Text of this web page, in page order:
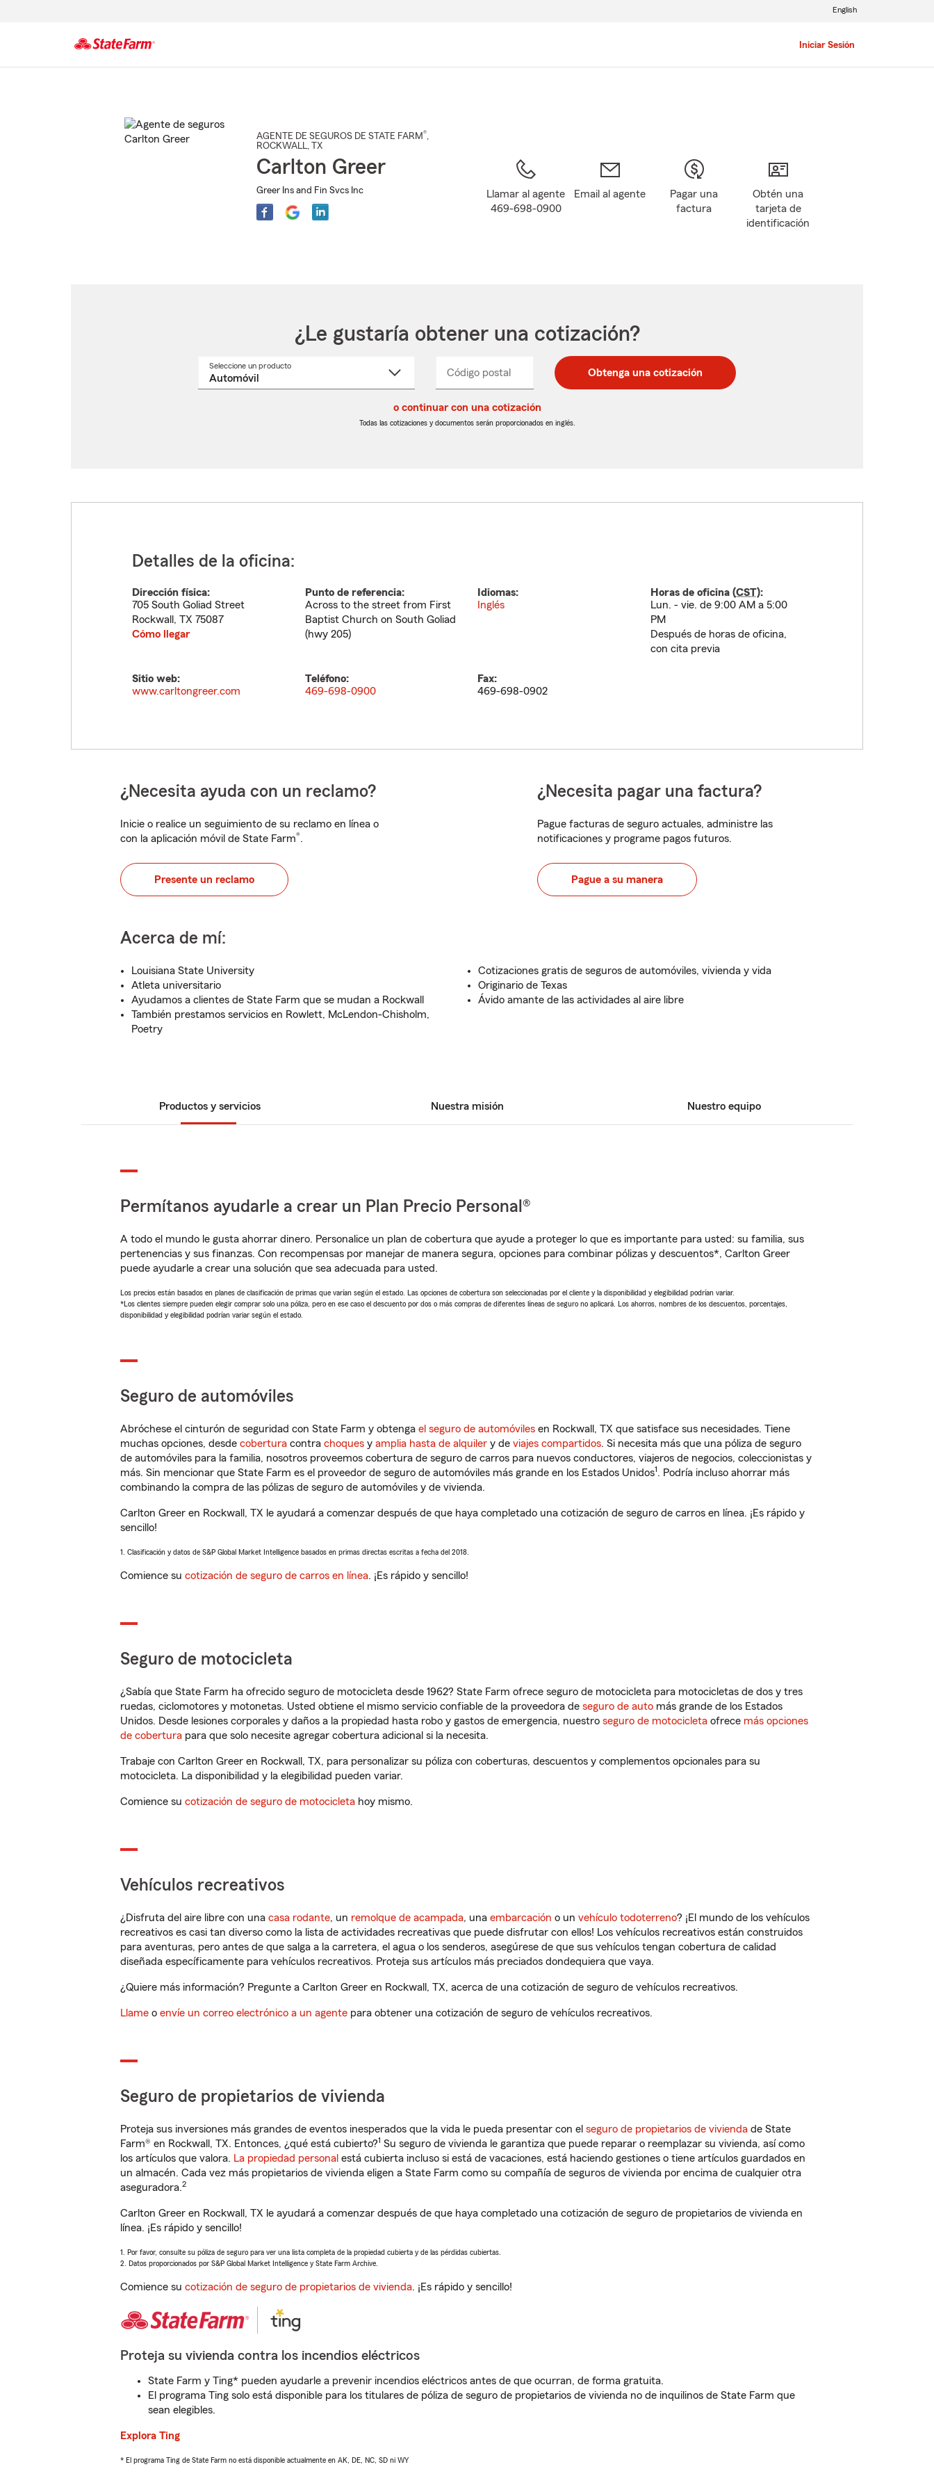
Iniciar Sesión
English
AGENTE DE SEGUROS DE STATE FARM®,
ROCKWALL, TX
Carlton Greer
Greer Ins and Fin Svcs Inc
Llamar al agente
469-698-0900
Email al agente
Pagar una
factura
Obtén una
tarjeta de
identificación
¿Le gustaría obtener una cotización?
Seleccione un productoSeleccione
Código postal
postal
de
postal
de
_____ Obtenga una cotización
o continuar con una cotización
Todas las cotizaciones y documentos serán proporcionados en inglés.
Detalles de la oficina:
Dirección física:
705 South Goliad Street
Rockwall , TX 75087
Cómo llegar
Punto de referencia:
Across to the street from First
Baptist Church on South Goliad
(hwy 205)
Idiomas:
Inglés
Horas de oficina (CST):
Lun. - vie. de 9:00 AM a 5:00
PM
Después de horas de oficina,
con cita previa
Sitio web:
www.carltongreer.com
Teléfono:
469-698-0900
Fax:
469-698-0902
¿Necesita ayuda con un reclamo?
Inicie o realice un seguimiento de su reclamo en línea o
con la aplicación móvil de State Farm®.
Presente un reclamo
¿Necesita pagar una factura?
Pague facturas de seguro actuales, administre las
notificaciones y programe pagos futuros.
Pague a su manera
Acerca de mí:
Louisiana State University
Atleta universitario
Ayudamos a clientes de State Farm que se mudan a Rockwall
También prestamos servicios en Rowlett, McLendon-Chisholm,
Poetry
Cotizaciones gratis de seguros de automóviles, vivienda y vida
Originario de Texas
Ávido amante de las actividades al aire libre
Productos y servicios Nuestra misión Nuestro equipo
Permítanos ayudarle a crear un Plan Precio Personal®
A todo el mundo le gusta ahorrar dinero. Personalice un plan de cobertura que ayude a proteger lo que es importante para usted: su familia, sus
pertenencias y sus finanzas. Con recompensas por manejar de manera segura, opciones para combinar pólizas y descuentos*, Carlton Greer
puede ayudarle a crear una solución que sea adecuada para usted.
Los precios están basados en planes de clasificación de primas que varían según el estado. Las opciones de cobertura son seleccionadas por el cliente y la disponibilidad y elegibilidad podrían variar.
*Los clientes siempre pueden elegir comprar solo una póliza, pero en ese caso el descuento por dos o más compras de diferentes líneas de seguro no aplicará. Los ahorros, nombres de los descuentos, porcentajes,
disponibilidad y elegibilidad podrían variar según el estado.
Seguro de automóviles
Abróchese el cinturón de seguridad con State Farm y obtenga el seguro de automóviles en Rockwall, TX que satisface sus necesidades. Tiene
muchas opciones, desde cobertura contra choques y amplia hasta de alquiler y de viajes compartidos. Si necesita más que una póliza de seguro
de automóviles para la familia, nosotros proveemos cobertura de seguro de carros para nuevos conductores, viajeros de negocios, coleccionistas y
más. Sin mencionar que State Farm es el proveedor de seguro de automóviles más grande en los Estados Unidos1. Podría incluso ahorrar más
combinando la compra de las pólizas de seguro de automóviles y de vivienda.
Carlton Greer en Rockwall, TX le ayudará a comenzar después de que haya completado una cotización de seguro de carros en línea. ¡Es rápido y
sencillo!
1. Clasificación y datos de S&P Global Market Intelligence basados en primas directas escritas a fecha del 2018.
Comience su cotización de seguro de carros en línea. ¡Es rápido y sencillo!
Seguro de motocicleta
¿Sabía que State Farm ha ofrecido seguro de motocicleta desde 1962? State Farm ofrece seguro de motocicleta para motocicletas de dos y tres
ruedas, ciclomotores y motonetas. Usted obtiene el mismo servicio confiable de la proveedora de seguro de auto más grande de los Estados
Unidos. Desde lesiones corporales y daños a la propiedad hasta robo y gastos de emergencia, nuestro seguro de motocicleta ofrece más opciones
de cobertura para que solo necesite agregar cobertura adicional si la necesita.
Trabaje con Carlton Greer en Rockwall, TX, para personalizar su póliza con coberturas, descuentos y complementos opcionales para su
motocicleta. La disponibilidad y la elegibilidad pueden variar.
Comience su cotización de seguro de motocicleta hoy mismo.
Vehículos recreativos
¿Disfruta del aire libre con una casa rodante, un remolque de acampada, una embarcación o un vehículo todoterreno? ¡El mundo de los vehículos
recreativos es casi tan diverso como la lista de actividades recreativas que puede disfrutar con ellos! Los vehículos recreativos están construidos
para aventuras, pero antes de que salga a la carretera, el agua o los senderos, asegúrese de que sus vehículos tengan cobertura de calidad
diseñada específicamente para vehículos recreativos. Proteja sus artículos más preciados dondequiera que vaya.
¿Quiere más información? Pregunte a Carlton Greer en Rockwall, TX, acerca de una cotización de seguro de vehículos recreativos.
Llame o envíe un correo electrónico a un agente para obtener una cotización de seguro de vehículos recreativos.
Seguro de propietarios de vivienda
Proteja sus inversiones más grandes de eventos inesperados que la vida le pueda presentar con el seguro de propietarios de vivienda de State
Farm® en Rockwall, TX. Entonces, ¿qué está cubierto?1 Su seguro de vivienda le garantiza que puede reparar o reemplazar su vivienda, así como
los artículos que valora. La propiedad personal está cubierta incluso si está de vacaciones, está haciendo gestiones o tiene artículos guardados en
un almacén. Cada vez más propietarios de vivienda eligen a State Farm como su compañía de seguros de vivienda por encima de cualquier otra
aseguradora.2
Carlton Greer en Rockwall, TX le ayudará a comenzar después de que haya completado una cotización de seguro de propietarios de vivienda en
línea. ¡Es rápido y sencillo!
1. Por favor, consulte su póliza de seguro para ver una lista completa de la propiedad cubierta y de las pérdidas cubiertas.
2. Datos proporcionados por S&P Global Market Intelligence y State Farm Archive.
Comience su cotización de seguro de propietarios de vivienda. ¡Es rápido y sencillo!
Proteja su vivienda contra los incendios eléctricos
State Farm y Ting* pueden ayudarle a prevenir incendios eléctricos antes de que ocurran, de forma gratuita.
El programa Ting solo está disponible para los titulares de póliza de seguro de propietarios de vivienda no de inquilinos de State Farm que
sean elegibles.
Explora Ting
* El programa Ting de State Farm no está disponible actualmente en AK, DE, NC, SD ni WY